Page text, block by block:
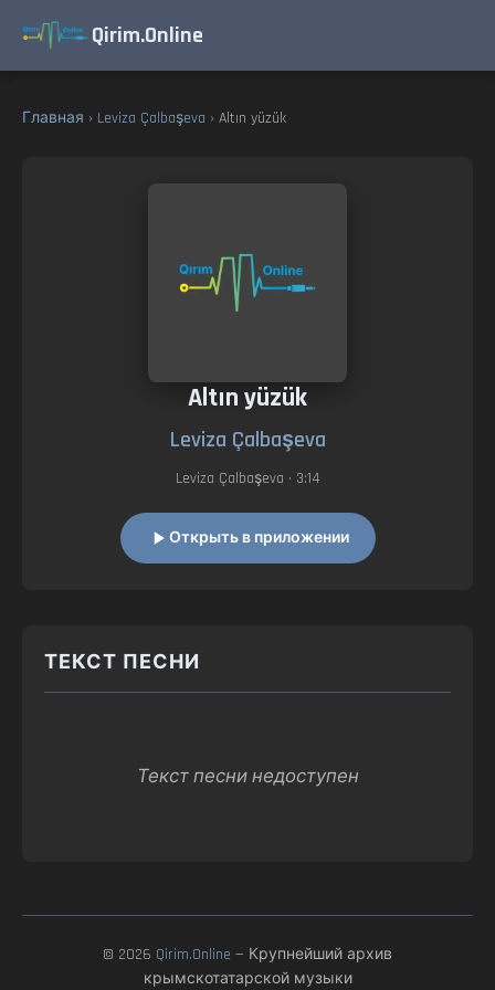
Qirim.Online
Главная › Leviza Çalbaşeva › Altın yüzük
Altın yüzük
Leviza Çalbaşeva
Leviza Çalbaşeva • 3:14
Открыть в приложении
ТЕКСТ ПЕСНИ
Текст песни недоступен
© 2026 Qirim.Online — Крупнейший архив
крымскотатарской музыки